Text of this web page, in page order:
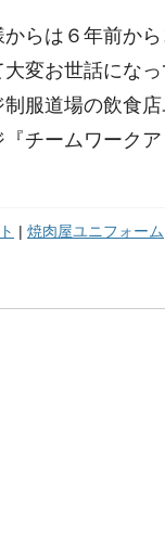
らは６年前から
変お世話になっ
服道場の飲食店
『チームワーク
| 焼肉屋ユニフォーム